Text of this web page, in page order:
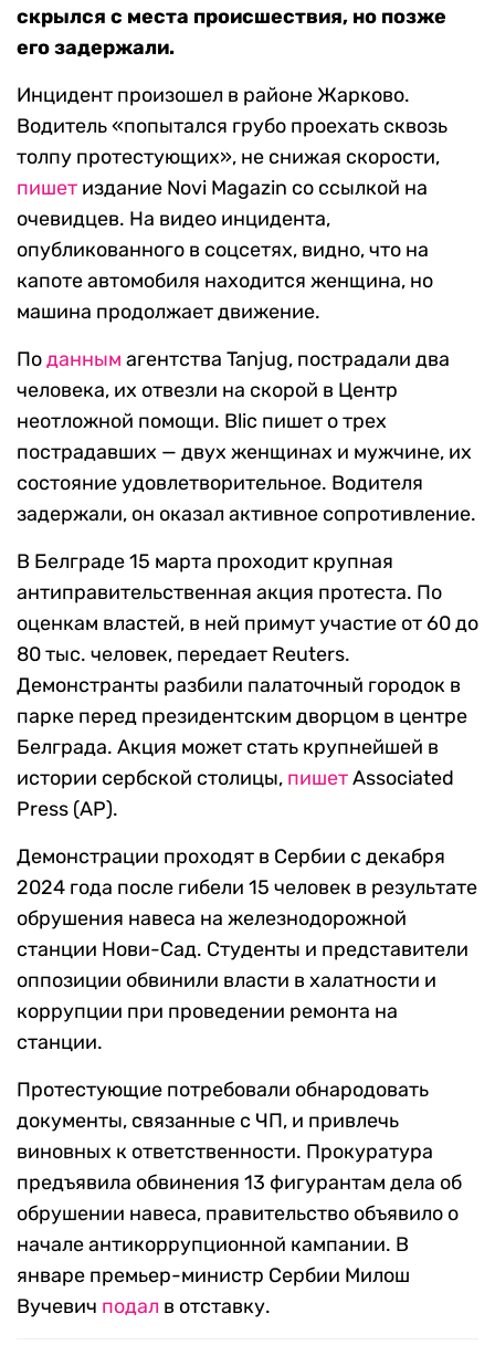
скрылся с места происшествия, но позже
его задержали.
Инцидент произошел в районе Жарково.
Водитель «попытался грубо проехать сквозь
толпу протестующих», не снижая скорости,
пишет издание Novi Magazin со ссылкой на
очевидцев. На видео инцидента,
опубликованного в соцсетях, видно, что на
капоте автомобиля находится женщина, но
машина продолжает движение.
Поданным агентства Tanjug, пострадали два
человека, их отвезли на скорой в Центр
неотложной помощи. Blic пишет о трех
пострадавших — двух женщинах и мужчине, их
состояние удовлетворительное. Водителя
задержали, он оказал активное сопротивление.
В Белграде 15 марта проходит крупная
антиправительственная акция протеста. По
оценкам властей, в ней примут участие от 60 до
80 тыс. человек, передает Reuters.
Демонстранты разбили палаточный городок в
парке перед президентским дворцом в центре
Белграда. Акция может стать крупнейшей в
истории сербской столицы, пишетAssociated
Press (AP).
Демонстрации проходят в Сербии с декабря
2024 года после гибели 15 человек в результате
обрушения навеса на железнодорожной
станции Нови-Сад. Студенты и представители
оппозиции обвинили власти в халатности и
коррупции при проведении ремонта на
станции.
Протестующие потребовали обнародовать
документы, связанные с ЧП, и привлечь
виновных к ответственности. Прокуратура
предъявила обвинения 13 фигурантам дела об
обрушении навеса, правительство объявило о
начале антикоррупционной кампании. В
январе премьер-министр Сербии Милош
Вучевич подал в отставку.